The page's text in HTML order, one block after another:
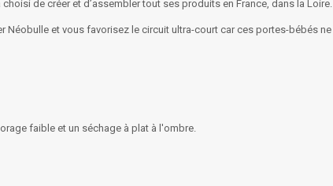
de créer et d’assembler tout ses produits en France, dans la Loire.
Néobulle et vous favorisez le circuit ultra-court car ces portes-bébés ne
faible et un séchage à plat à l'ombre.